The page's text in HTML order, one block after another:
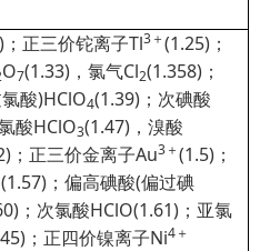
正三价铊离子Tl3＋(1.25)；
O7(1.33)，氯气Cl2(1.358)；
酸)HClO4(1.39)；次碘酸
酸HClO3(1.47)，溴酸
；正三价金离子Au3＋(1.5)；
；偏高碘酸(偏过碘
；次氯酸HClO(1.61)；亚氯
；正四价镍离子Ni4＋